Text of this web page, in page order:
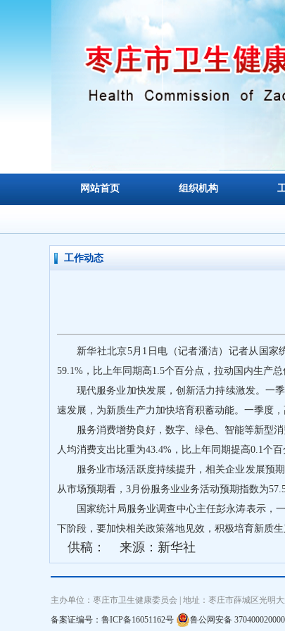
网站首页 组织机构
工作动态
新华社北京5月1日电（记者潘洁）记者从国
59.1%，比上年同期高1.5个百分点，拉动国内生产
现代服务业加快发展，创新活力持续激发。一
速发展，为新质生产力加快培育积蓄动能。一季度
服务消费增势良好，数字、绿色、智能等新型
人均消费支出比重为43.4%，比上年同期提高0.1个
服务业市场活跃度持续提升，相关企业发展预
从市场预期看，3月份服务业业务活动预期指数为
国家统计局服务业调查中心主任彭永涛表示，
下阶段，要加快相关政策落地见效，积极培育新质
供稿： 来源：新华社
主办单位：枣庄市卫生健康委员会 | 地址：枣庄市薛城区光明
备案证编号：鲁ICP备16051162号
鲁公网安备